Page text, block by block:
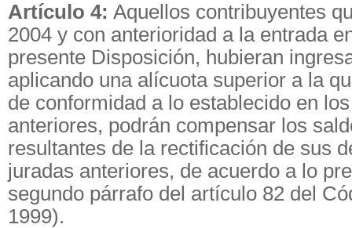
Artículo 4: Aquellos contribuyentes
2004 y con anterioridad a la entrada
presente Disposición, hubieran
aplicando una alícuota superior a la
de conformidad a lo establecido en
anteriores, podrán compensar los
resultantes de la rectificación de sus
juradas anteriores, de acuerdo a lo
segundo párrafo del artículo 82 del
1999).